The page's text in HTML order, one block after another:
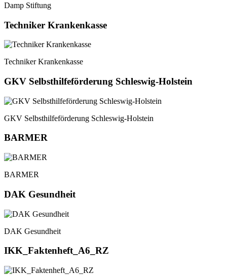
Damp Stiftung
Techniker Krankenkasse
Techniker Krankenkasse
GKV Selbsthilfeförderung Schleswig-Holstein
GKV Selbsthilfeförderung Schleswig-Holstein
BARMER
BARMER
DAK Gesundheit
DAK Gesundheit
IKK_Faktenheft_A6_RZ